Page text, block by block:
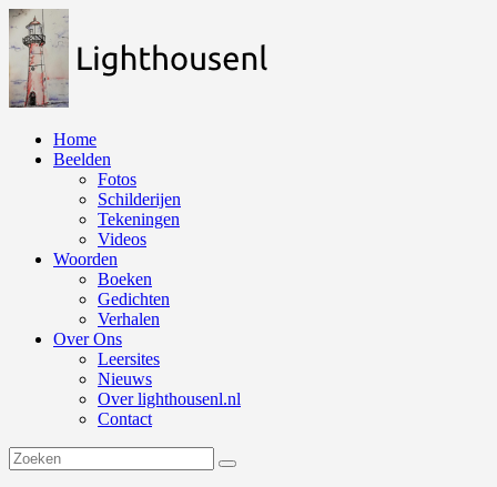
Naar
de
inhoud
springen
Home
Beelden
Fotos
Schilderijen
Tekeningen
Videos
Woorden
Boeken
Gedichten
Verhalen
Over Ons
Leersites
Nieuws
Over lighthousenl.nl
Contact